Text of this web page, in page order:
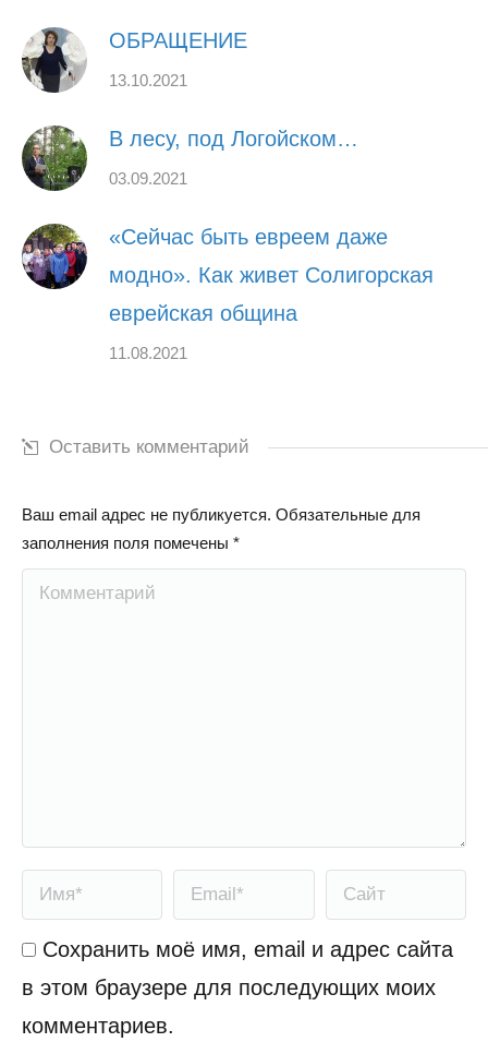
ОБРАЩЕНИЕ
13.10.2021
В лесу, под Логойском…
03.09.2021
«Сейчас быть евреем даже
модно». Как живет Солигорская
еврейская община
11.08.2021
Оставить комментарий
Ваш email адрес не публикуется. Обязательные для
заполнения поля помечены *
Комментарий
Имя * Email * Сайт
Сохранить моё имя, email и адрес сайта
в этом браузере для последующих моих
комментариев.